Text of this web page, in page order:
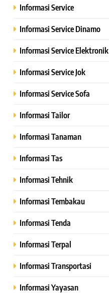
Informasi Service
Informasi Service Dinamo
Informasi Service Elektronik
Informasi Service Jok
Informasi Service Sofa
Informasi Tailor
Informasi Tanaman
Informasi Tas
Informasi Tehnik
Informasi Tembakau
Informasi Tenda
Informasi Terpal
Informasi Transportasi
Informasi Yayasan